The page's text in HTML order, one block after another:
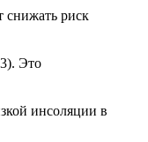
снижать риск
Это
инсоляции в